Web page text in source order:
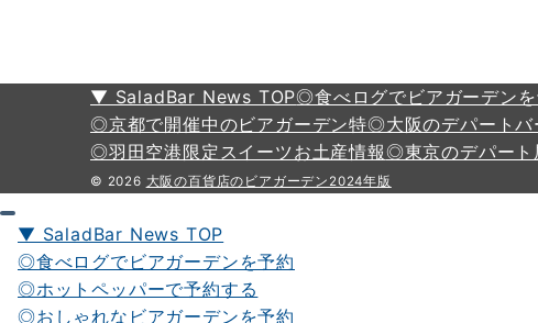
▼ SaladBar News TOP◎食べログでビアガーデン
◎京都で開催中のビアガーデン特◎大阪のデパートバ
◎羽田空港限定スイーツお土産情報◎東京のデパート
© 2026 大阪の百貨店のビアガーデン2024年版
▼ SaladBar News TOP
◎食べログでビアガーデンを予約
◎ホットペッパーで予約する
◎おしゃれなビアガーデンを予約